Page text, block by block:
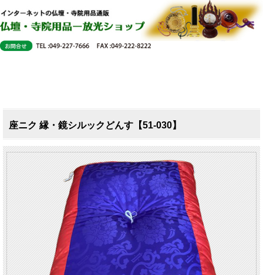
座ニク 縁・鏡シルックどんす【51-030】